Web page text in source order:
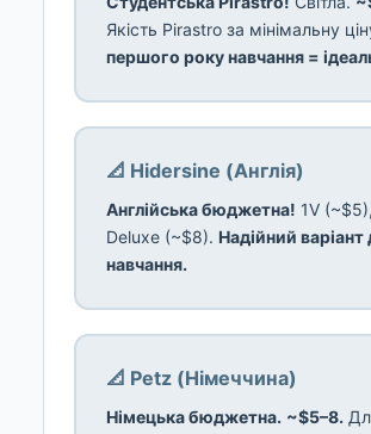
Якість Pirastro за мінімальну
першого року навчання =
📐 Hidersine (Англія)
Англійська бюджетна! 1V
Deluxe (~$8). Надійний варіант
навчання.
📐 Petz (Німеччина)
Німецька бюджетна. ~$5–8.